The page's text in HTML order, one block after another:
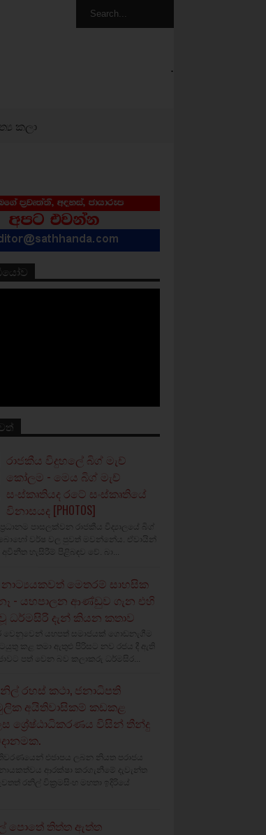
.
කලා
රාජකීය විදුහලේ බිග් මැච්
කෝලම - මෙය බිග් මැච්
සංස්කෘතියද රටේ සංස්කෘතියේ
විනාසයද [PHOTOS]
පාසලක්වන රාජකීය විද්‍යාලයේ බිග්
වර්ෂ වල පුවත් මවන්නේය. ඒවායින්
හැසිරීම් පිළිබඳව වේ. බා...
නාට්‍යයකවත් මෙතරම් සාහසික
- යහපාලන ආණ්ඩුව ගැන එහි
ධර්මසිරි දැන් කියන කතාව
වෙනුවෙන් යහපත් සමාජයක් ගොඩනැගීම
කළ තමා ඇතුළු පිරිසට නව රජය දී ඇති
පත් වෙන බව කලාකරු ධර්මසිර...
රහස් කථා, ජනාධිපති
අයිතිවාසිකම් කඩකළ
ශ්‍රේෂ්ඨාධිකරණය විසින් තීන්දු
එජාපය ලබන නියත පරාජය
ආරක්ෂා කරගැනීමේ දැවැන්ත
රනිල් වික්‍රමසිංහ මහතා ඉදිරියේ
පොතේ තිත්ත ඇත්ත